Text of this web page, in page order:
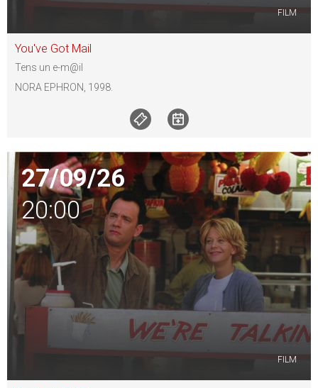
FILM
You've Got Mail
Tens un e-m@il
NORA EPHRON, 1998.
27/09/26
20:00
FILM